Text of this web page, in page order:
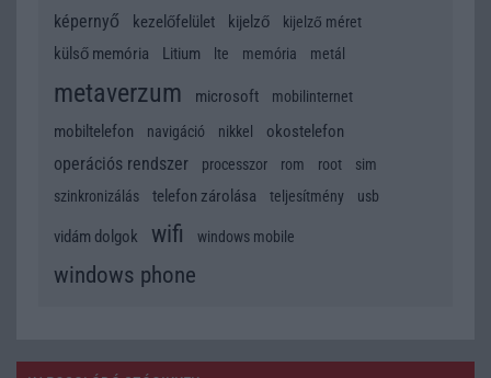
képernyő kezelőfelület kijelző kijelző méret
külső memória Litium lte memória metál
metaverzum microsoft mobilinternet
mobiltelefon navigáció nikkel okostelefon
operációs rendszer processzor rom root
sim
szinkronizálás
telefon zárolása teljesítmény usb
vidám dolgok wifi windows mobile
windows phone